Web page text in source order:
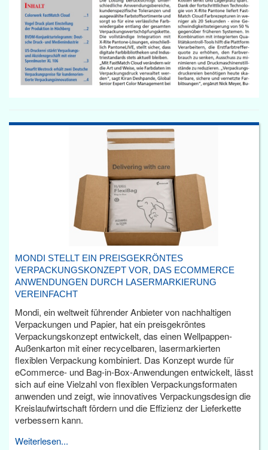
MONDI STELLT EIN PREISGEKRÖNTES
VERPACKUNGSKONZEPT VOR, DAS ECOMMERCE
ANWENDUNGEN DURCH LASERMARKIERUNG
VEREINFACHT
Mondi, ein weltweit führender Anbieter von nachhaltigen
Verpackungen und Papier, hat ein preisgekröntes
Verpackungskonzept entwickelt, das einen Wellpappen-
Außenkarton mit einer recycelbaren, lasermarkierten
flexiblen Verpackung kombiniert. Das Konzept wurde für
eCommerce- und Bag-in-Box-Anwendungen entwickelt, lässt
sich auf eine Vielzahl von flexiblen Verpackungsformaten
anwenden und zeigt, wie innovatives Verpackungsdesign die
Kreislaufwirtschaft fördern und die Effizienz der Lieferkette
verbessern kann.
Weiterlesen...